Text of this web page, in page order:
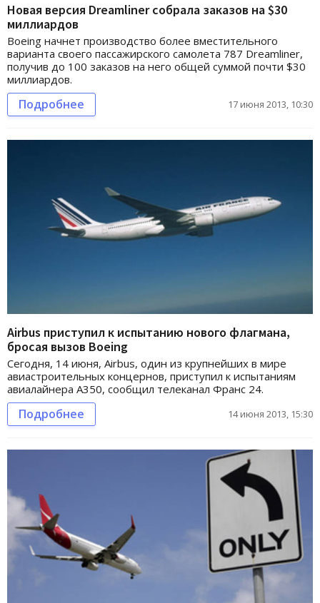
Новая версия Dreamliner собрала заказов на $30
миллиардов
Boeing начнет производство более вместительного
варианта своего пассажирского самолета 787 Dreamliner,
получив до 100 заказов на него общей суммой почти $30
миллиардов.
Подробнее 17 июня 2013, 10:30
Airbus приступил к испытанию нового флагмана,
бросая вызов Boeing
Сегодня, 14 июня, Airbus, один из крупнейших в мире
авиастроительных концернов, приступил к испытаниям
авиалайнера A350, сообщил телеканал Франс 24.
Подробнее 14 июня 2013, 15:30